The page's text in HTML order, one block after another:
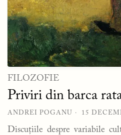
FILOZOFIE
Priviri din barca
ANDREI POGANU 15
Discuțiile despre variabile